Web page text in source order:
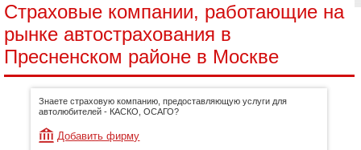
Страховые компании, работающие на
рынке автострахования в
Пресненском районе в Москве
Знаете страховую компанию, предоставляющую услуги для
автолюбителей - КАСКО, ОСАГО?
Добавить фирму